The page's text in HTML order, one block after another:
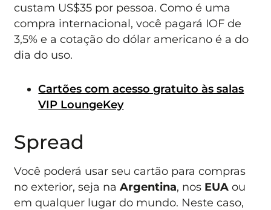
custam US$35 por pessoa. Como é uma
compra internacional, você pagará IOF de
3,5% e a cotação do dólar americano é a do
dia do uso.
Cartões com acesso gratuito às salas
VIP LoungeKey
Spread
Você poderá usar seu cartão para compras
no exterior, seja naArgentina, nos EUAou
em qualquer lugar do mundo. Neste caso,